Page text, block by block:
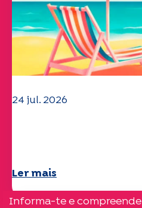
24 jul. 2026
Ler mais
Informa-te e compreende